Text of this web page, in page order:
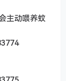
主动喂养蚊